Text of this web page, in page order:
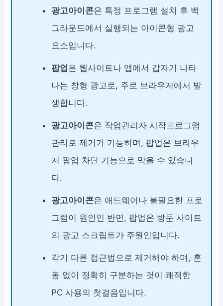
광고아이콘은 특정 프로그램 설치 후 백
그라운드에서 실행되는 아이콘형 광고
요소입니다.
팝업 은 웹사이트나 앱에서 갑자기 나타
나는 창형 광고로, 주로 브라우저에서 발
생합니다.
광고아이콘은 작업관리자 시작프로그램
관리로 제거가 가능하며, 팝업은 브라우
저 팝업 차단 기능으로 막을 수 있습니
다.
광고아이콘은 애드웨어나 불필요한 프로
그램이 원인인 반면, 팝업은 방문 사이트
의 광고 스크립트가 주원인입니다.
각기 다른 접근법으로 제거해야 하며, 혼
동 없이 정확히 구분하는 것이 쾌적한
PC 사용의 첫걸음입니다.